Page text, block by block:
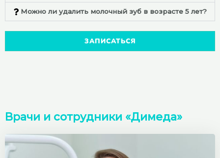
Можно ли удалить молочный зуб в возрасте 5 лет?
ЗАПИСАТЬСЯ
Врачи и сотрудники «Димеда»